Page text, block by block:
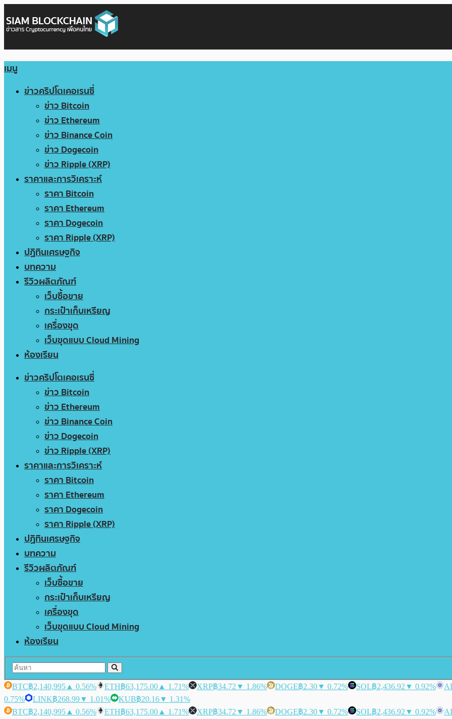
เมนู
ข่าวคริปโตเคอเรนซี่
ข่าว Bitcoin
ข่าว Ethereum
ข่าว Binance Coin
ข่าว Dogecoin
ข่าว Ripple (XRP)
ราคาและการวิเคราะห์
ราคา Bitcoin
ราคา Ethereum
ราคา Dogecoin
ราคา Ripple (XRP)
ปฏิทินเศรษฐกิจ
บทความ
รีวิวผลิตภัณฑ์
เว็บซื้อขาย
กระเป๋าเก็บเหรียญ
เครื่องขุด
เว็บขุดแบบ Cloud Mining
ห้องเรียน
ข่าวคริปโตเคอเรนซี่
ข่าว Bitcoin
ข่าว Ethereum
ข่าว Binance Coin
ข่าว Dogecoin
ข่าว Ripple (XRP)
ราคาและการวิเคราะห์
ราคา Bitcoin
ราคา Ethereum
ราคา Dogecoin
ราคา Ripple (XRP)
ปฏิทินเศรษฐกิจ
บทความ
รีวิวผลิตภัณฑ์
เว็บซื้อขาย
กระเป๋าเก็บเหรียญ
เครื่องขุด
เว็บขุดแบบ Cloud Mining
ห้องเรียน
BTC฿2,140,995 ▲ 0.56% ETH฿63,175.00 ▲ 1.71% XRP฿34.72 ▼ 1.86% DOGE฿2.30▼ 0.72% SOL฿2,436.92 ▼ 0.92%
0.75%
LINK฿268.99▼ 1.01% KUB฿20.16▼ 1.31%
BTC฿2,140,995 ▲ 0.56% ETH฿63,175.00 ▲ 1.71% XRP฿34.72 ▼ 1.86% DOGE฿2.30▼ 0.72% SOL฿2,436.92 ▼ 0.92%